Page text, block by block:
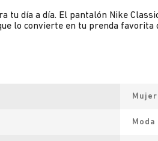
tu día a día. El pantalón Nike
lo convierte en tu prenda favorita
Mujer
Moda